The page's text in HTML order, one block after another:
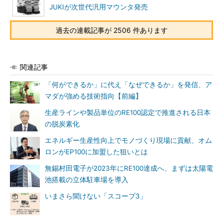
JUKIが次世代汎用マウンタ発売
過去の連載記事が 2506 件あります
関連記事
「何ができるか」に代え「なぜできるか」を発信、ア
マダが強める技術指向【前編】
生産ラインや製品単位のRE100認定で推進される日本
の脱炭素化
エネルギー生産性向上でモノづくり現場に貢献、オム
ロンがEP100に加盟した狙いとは
無錫村田電子が2023年にRE100達成へ、まずは太陽電
池搭載の立体駐車場を導入
いまさら聞けない「スコープ3」